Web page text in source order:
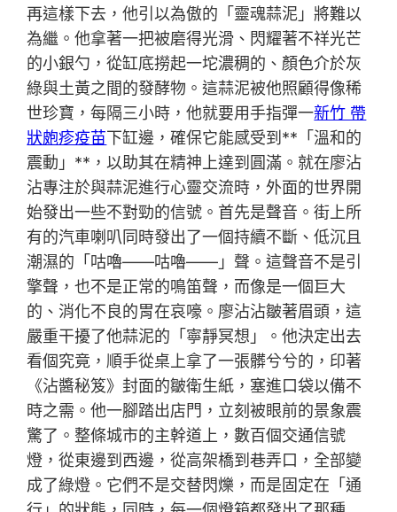
再這樣下去，他引以為傲的「靈魂蒜泥」將難以
為繼。他拿著一把被磨得光滑、閃耀著不祥光芒
的小銀勺，從缸底撈起一坨濃稠的、顏色介於灰
綠與土黃之間的發酵物。這蒜泥被他照顧得像稀
世珍寶，每隔三小時，他就要用手指彈一新竹 帶
狀皰疹疫苗下缸邊，確保它能感受到**「溫和的
震動」**，以助其在精神上達到圓滿。就在廖沾
沾專注於與蒜泥進行心靈交流時，外面的世界開
始發出一些不對勁的信號。首先是聲音。街上所
有的汽車喇叭同時發出了一個持續不斷、低沉且
潮濕的「咕嚕——咕嚕——」聲。這聲音不是引
擎聲，也不是正常的鳴笛聲，而像是一個巨大
的、消化不良的胃在哀嚎。廖沾沾皺著眉頭，這
嚴重干擾了他蒜泥的「寧靜冥想」。他決定出去
看個究竟，順手從桌上拿了一張髒兮兮的，印著
《沾醬秘笈》封面的皺衛生紙，塞進口袋以備不
時之需。他一腳踏出店門，立刻被眼前的景象震
驚了。整條城市的主幹道上，數百個交通信號
燈，從東邊到西邊，從高架橋到巷弄口，全部變
成了綠燈。它們不是交替閃爍，而是固定在「通